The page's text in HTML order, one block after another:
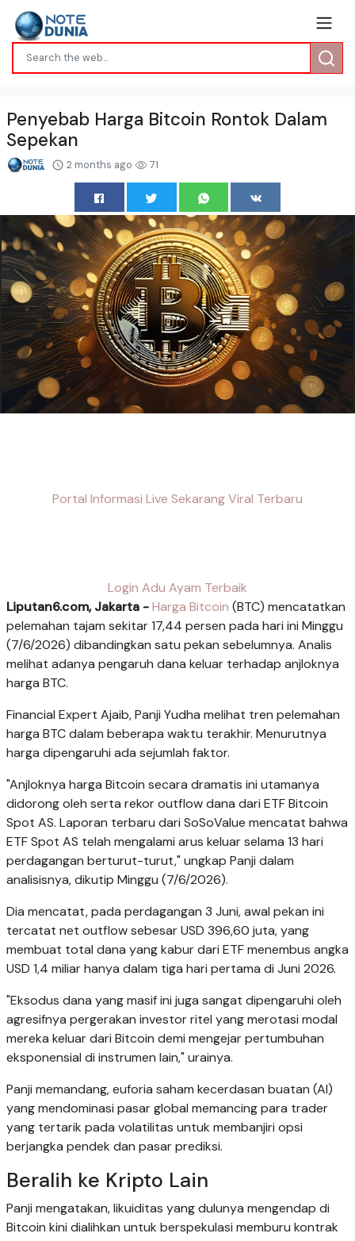
Penyebab Harga Bitcoin Rontok Dalam
Sepekan
2 months ago 71
Portal Informasi Live Sekarang Viral Terbaru
Login Adu Ayam Terbaik
Liputan6.com, Jakarta -Harga Bitcoin (BTC) mencatatkan
pelemahan tajam sekitar 17,44 persen pada hari ini Minggu
(7/6/2026) dibandingkan satu pekan sebelumnya. Analis
melihat adanya pengaruh dana keluar terhadap anjloknya
harga BTC.
Financial Expert Ajaib, Panji Yudha melihat tren pelemahan
harga BTC dalam beberapa waktu terakhir. Menurutnya
harga dipengaruhi ada sejumlah faktor.
"Anjloknya harga Bitcoin secara dramatis ini utamanya
didorong oleh serta rekor outflow dana dari ETF Bitcoin
Spot AS. Laporan terbaru dari SoSoValue mencatat bahwa
ETF Spot AS telah mengalami arus keluar selama 13 hari
perdagangan berturut-turut," ungkap Panji dalam
analisisnya, dikutip Minggu (7/6/2026).
Dia mencatat, pada perdagangan 3 Juni, awal pekan ini
tercatat net outflow sebesar USD 396,60 juta, yang
membuat total dana yang kabur dari ETF menembus angka
USD 1,4 miliar hanya dalam tiga hari pertama di Juni 2026.
"Eksodus dana yang masif ini juga sangat dipengaruhi oleh
agresifnya pergerakan investor ritel yang merotasi modal
mereka keluar dari Bitcoin demi mengejar pertumbuhan
eksponensial di instrumen lain," urainya.
Panji memandang, euforia saham kecerdasan buatan (AI)
yang mendominasi pasar global memancing para trader
yang tertarik pada volatilitas untuk membanjiri opsi
berjangka pendek dan pasar prediksi.
Beralih ke Kripto Lain
Panji mengatakan, likuiditas yang dulunya mengendap di
Bitcoin kini dialihkan untuk berspekulasi memburu kontrak